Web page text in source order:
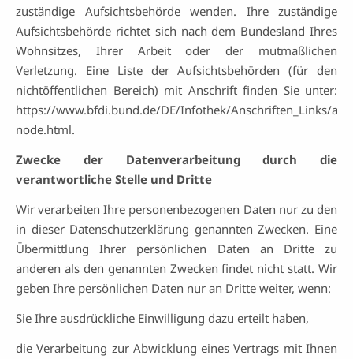
zuständige Aufsichtsbehörde wenden. Ihre zuständige
Aufsichtsbehörde richtet sich nach dem Bundesland Ihres
Wohnsitzes, Ihrer Arbeit oder der mutmaßlichen
Verletzung. Eine Liste der Aufsichtsbehörden (für den
nichtöffentlichen Bereich) mit Anschrift finden Sie unter:
https://www.bfdi.bund.de/DE/Infothek/Anschriften_Links/
node.html.
Zwecke der Datenverarbeitung durch die
verantwortliche Stelle und Dritte
Wir verarbeiten Ihre personenbezogenen Daten nur zu den
in dieser Datenschutzerklärung genannten Zwecken. Eine
Übermittlung Ihrer persönlichen Daten an Dritte zu
anderen als den genannten Zwecken findet nicht statt. Wir
geben Ihre persönlichen Daten nur an Dritte weiter, wenn:
Sie Ihre ausdrückliche Einwilligung dazu erteilt haben,
die Verarbeitung zur Abwicklung eines Vertrags mit Ihnen